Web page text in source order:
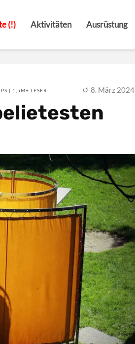
(!) Aktivitäten Ausrüstung
| 1,5M+ LESER 8. März 2024